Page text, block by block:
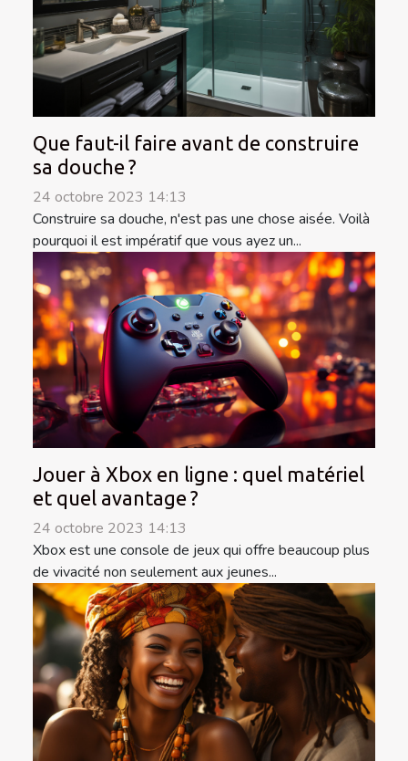
Que faut-il faire avant de construire
sa douche ?
24 octobre 2023 14:13
Construire sa douche, n'est pas une chose aisée. Voilà
pourquoi il est impératif que vous ayez un...
Jouer à Xbox en ligne : quel matériel
et quel avantage ?
24 octobre 2023 14:13
Xbox est une console de jeux qui offre beaucoup plus
de vivacité non seulement aux jeunes...